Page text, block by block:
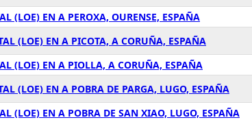
(LOE) EN A PEROXA, OURENSE, ESPAÑA
(LOE) EN A PICOTA, A CORUÑA, ESPAÑA
(LOE) EN A PIOLLA, A CORUÑA, ESPAÑA
(LOE) EN A POBRA DE PARGA, LUGO, ESPAÑA
(LOE) EN A POBRA DE SAN XIAO, LUGO, ESPAÑA